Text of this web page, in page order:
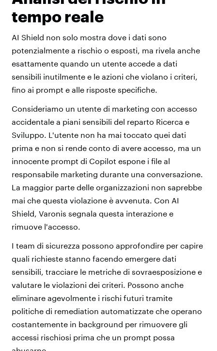
tempo reale
AI Shield non solo mostra dove i dati sono
potenzialmente a rischio o esposti, ma rivela anche
esattamente quando un utente accede a dati
sensibili inutilmente e le azioni che violano i criteri,
fino ai prompt e alle risposte specifiche.
Consideriamo un utente di marketing con accesso
accidentale a piani sensibili del reparto Ricerca e
Sviluppo. L'utente non ha mai toccato quei dati
prima e non si rende conto di avere accesso, ma un
innocente prompt di Copilot espone i file al
responsabile marketing durante una conversazione.
La maggior parte delle organizzazioni non saprebbe
mai che questa violazione è avvenuta. Con AI
Shield, Varonis segnala questa interazione e
rimuove l'accesso.
I team di sicurezza possono approfondire per capire
quali richieste stanno facendo emergere dati
sensibili, tracciare le metriche di sovraesposizione e
valutare le violazioni dei criteri. Possono anche
eliminare agevolmente i rischi futuri tramite
politiche di remediation automatizzate che operano
costantemente in background per rimuovere gli
accessi rischiosi prima che un prompt possa